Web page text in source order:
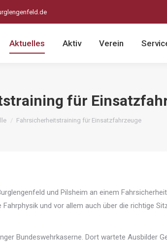
Aktuelles Aktiv Verein
für
sich hier:
Fahrsicherheitstraining für Einsatzfahrzeuge
und Pilsheim an einem
und vor allem auch über die richtige
Bundeswehrkaserne. Dort wartete Ausbilder